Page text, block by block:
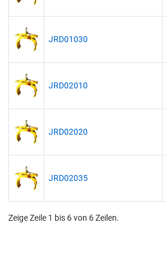
JRD01030
JRD02010
JRD02020
JRD02035
Zeige Zeile 1 bis 6 von 6 Zeilen.